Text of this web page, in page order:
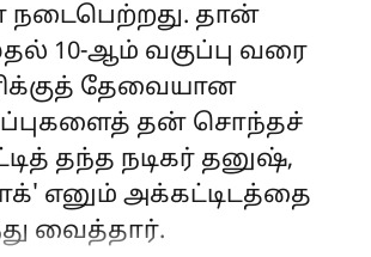
நடைபெற்றது. தான்
10-ஆம் வகுப்பு வரை
தேவையான
தன் சொந்தச்
தந்த நடிகர் தனுஷ்,
எனும் அக்கட்டிடத்தை
வைத்தார்.